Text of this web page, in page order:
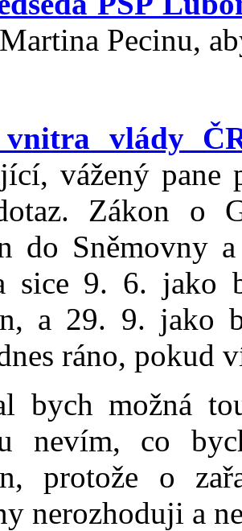
Pecinu,
vlády
vážený
Zákon o
do Sněmovny
sice 9. 6. jako
a 29. 9. jako
ráno, pokud
bych možná
nevím, co
protože o
nerozhoduji a